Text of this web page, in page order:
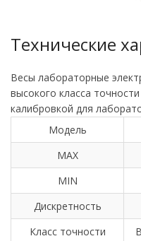
Технические
Весы лабораторные
высокого класса
калибровкой для
Модель
MAX
MIN
Дискретность
Класс точности